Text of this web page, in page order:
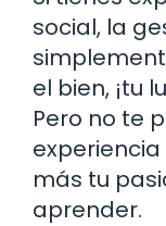
social, la
el bien, ¡tu
Pero no te
más tu
aprender.